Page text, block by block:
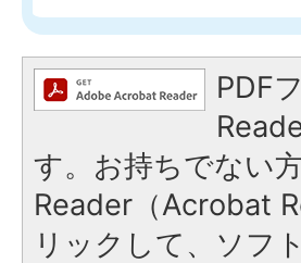
PDF
す。お持ちでない
Reader（Acrobat
リックして、ソフ